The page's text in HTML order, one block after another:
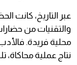
عبر التاريخ، كانت
والتقنيات من
محلية فريدة.
نتاج عملية محاكاة،